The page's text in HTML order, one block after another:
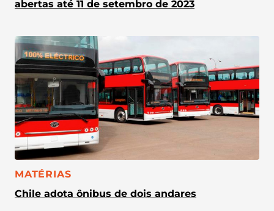
abertas até 11 de setembro de 2023
CATEGORIA:
MATÉRIAS
Chile adota ônibus de dois andares